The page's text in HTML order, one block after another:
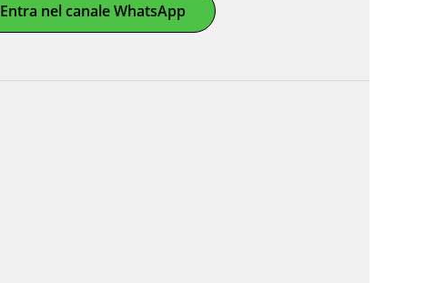
Entra nel canale WhatsApp